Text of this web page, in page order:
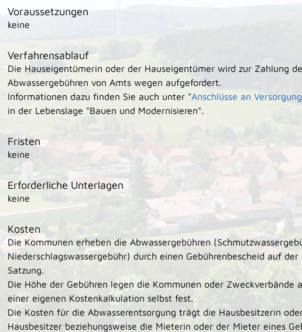
Voraussetzungen
keine
Verfahrensablauf
Die Hauseigentümerin oder der Hauseigentümer wird zur Zahlung
Abwassergebühren von Amts wegen aufgefordert.
Informationen dazu finden Sie auch unter "Anschlüsse an
in der Lebenslage "Bauen und Modernisieren".
Fristen
keine
Erforderliche Unterlagen
keine
Kosten
Die Kommunen erheben die Abwassergebühren
Niederschlagswassergebühr) durch einen Gebührenbescheid auf
Satzung.
Die Höhe der Gebühren legen die Kommunen oder Zweckverbände
einer eigenen Kostenkalkulation selbst fest.
Die Kosten für die Abwasserentsorgung trägt die Hausbesitzerin
Hausbesitzer beziehungsweise die Mieterin oder der Mieter eines